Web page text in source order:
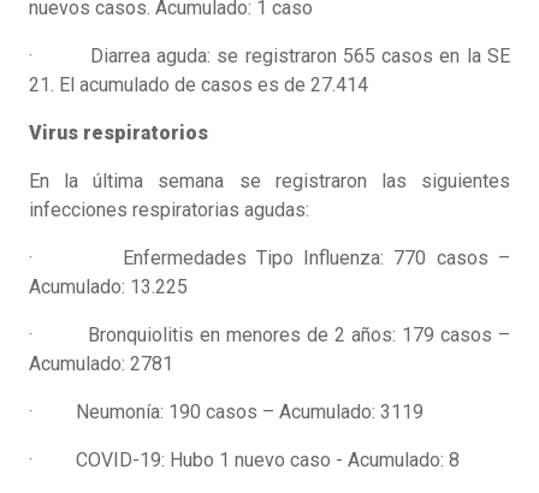
nuevos casos. Acumulado: 1 caso
· Diarrea aguda: se registraron 565 casos en la SE
21. El acumulado de casos es de 27.414
Virus respiratorios
En la última semana se registraron las siguientes
infecciones respiratorias agudas:
· Enfermedades Tipo Influenza: 770 casos –
Acumulado: 13.225
· Bronquiolitis en menores de 2 años: 179 casos –
Acumulado: 2781
· Neumonía: 190 casos – Acumulado: 3119
· COVID-19: Hubo 1 nuevo caso - Acumulado: 8